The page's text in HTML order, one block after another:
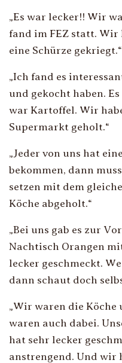
„Es war lecker!! Wir
fand im FEZ statt. Wir
eine Schürze gekriegt.“
„Ich fand es
und gekocht haben.
war Kartoffel. Wir
Supermarkt geholt.“
„ Jeder von uns hat
bekommen, dann
setzen mit dem
Köche abgeholt.“
„Bei uns gab es zur
Nachtisch Orangen
lecker geschmeckt.
dann schaut doch
„Wir waren die Köche
waren auch dabei.
hat sehr lecker
anstrengend. Und wir